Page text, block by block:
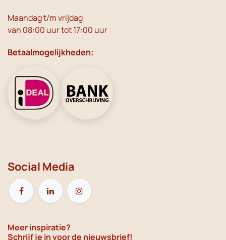
Maandag t/m vrijdag
van 08:00 uur tot 17:00 uur
Betaalmogelijkheden:
Social Media
Meer inspiratie?
Schrijf je in voor de nieuwsbrief!